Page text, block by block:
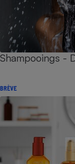
Shampooings -
BRÈVE